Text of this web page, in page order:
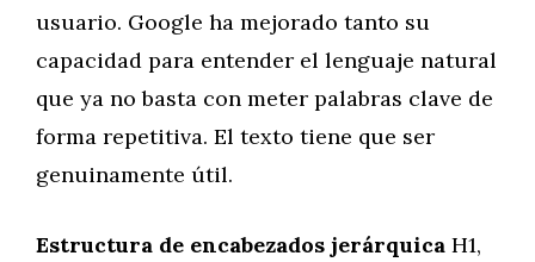
usuario. Google ha mejorado tanto su
capacidad para entender el lenguaje natural
que ya no basta con meter palabras clave de
forma repetitiva. El texto tiene que ser
genuinamente útil.
Estructura de encabezados jerárquica H1,